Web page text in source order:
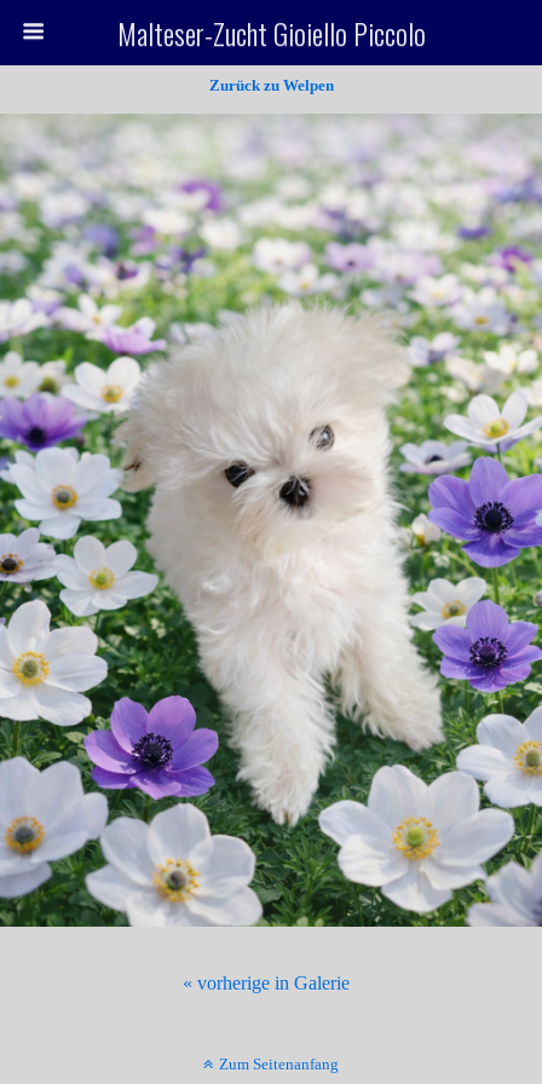
Malteser-Zucht Gioiello Piccolo
Zurück zu Welpen
« vorherige in Galerie
Zum Seitenanfang